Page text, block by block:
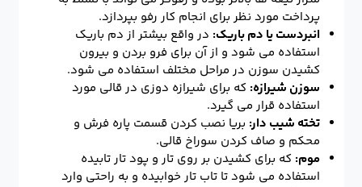
پرداخت مورد نظر برای انجام کار رفو بپردازد.
انبردست یا دم باریک: در واقع بیشتر از دم باریک
استفاده می شود و از آن برای فرو بردن و بیرون
کشیدن سوزن در مراحل مختلف استفاده می شود.
سوزن شیرازه: که برای شیرازه دوزی در قالی مورد
استفاده قرار می گیرد.
تخته شیب دار: بریا نصب کردن قسمت پاره فرش و
محکم و صاف کردن سوراخ قالی.
موم: که برای کشیدن بر روی تار و پود تار تابیده
استفاده می شود تا تاب تار خوابیده و به راحتی وارد